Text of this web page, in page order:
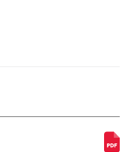
1/8" Aluminum, 1-